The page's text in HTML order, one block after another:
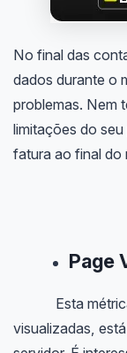
No final das
dados durante o
problemas. Nem
limitações do
fatura ao final do
Page
Esta
visualizadas,